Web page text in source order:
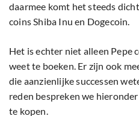
daarmee komt het steeds
coins Shiba Inu en Dogecoin.
Het is echter niet alleen Pepe
weet te boeken. Er zijn ook
die aanzienlijke successen
reden bespreken we
te kopen.